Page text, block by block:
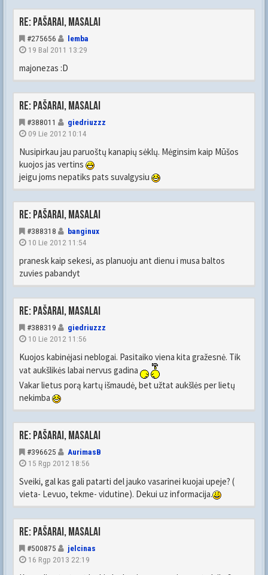
Re: Pašarai, masalai
#275656
lemba
19 Bal 2011 13:29
majonezas :D
Re: Pašarai, masalai
#388011
giedriuzzz
09 Lie 2012 10:14
Nusipirkau jau paruoštų kanapių sėklų. Mėginsim kaip Mūšos
kuojos jas vertins
jeigu joms nepatiks pats suvalgysiu
Re: Pašarai, masalai
#388318
banginux
10 Lie 2012 11:54
pranesk kaip sekesi, as planuoju ant dienu i musa baltos
zuvies pabandyt
Re: Pašarai, masalai
#388319
giedriuzzz
10 Lie 2012 11:56
Kuojos kabinėjasi neblogai. Pasitaiko viena kita gražesnė. Tik
vat aukšlikės labai nervus gadina
Vakar lietus porą kartų išmaudė, bet užtat aukšlės per lietų
nekimba
Re: Pašarai, masalai
#396625
AurimasB
15 Rgp 2012 18:56
Sveiki, gal kas gali patarti del jauko vasarinei kuojai upeje? (
vieta- Levuo, tekme- vidutine). Dekui uz informacija.
Re: Pašarai, masalai
#500875
jelcinas
16 Rgp 2013 22:19